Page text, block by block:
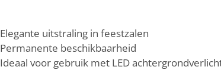
Elegante uitstraling in feestzalen
Permanente beschikbaarheid
Ideaal voor gebruik met LED